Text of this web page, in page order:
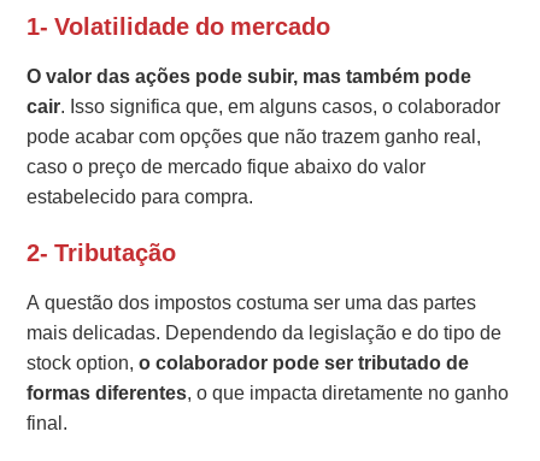
1- Volatilidade do mercado
O valor das ações pode subir, mas também pode
cair. Isso significa que, em alguns casos, o colaborador
pode acabar com opções que não trazem ganho real,
caso o preço de mercado fique abaixo do valor
estabelecido para compra.
2- Tributação
A questão dos impostos costuma ser uma das partes
mais delicadas. Dependendo da legislação e do tipo de
stock option,o colaborador pode ser tributado de
formas diferentes, o que impacta diretamente no ganho
final.